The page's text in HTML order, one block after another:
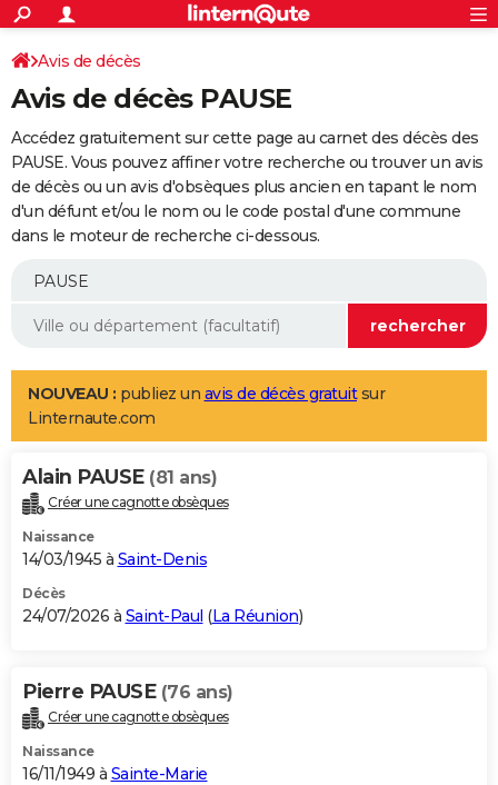
ACTUALITÉS
Politique
Société
Faits Divers
Education
Monde
Villes
+
SPORT
Coupe du monde 2026
Football
Tennis
Cyclisme
Rugby
Forum
Programme TV
TNT
Streaming
Cinéma
Sorties cinéma
Musique
+
FINANCE
Retraite
Impôts
Epargne
Immobilier
Risques naturels par ville
Banque
Assurance
Crédit
AUTO
Essais
Réserver un essai
Citadines
Berlines
SUV
Forum auto
+
Mobiles
Meilleur smartphone
Internet
Ordinateurs
Jeux vidéo
Guide high-tech
Aménagement intérieur
LIFESTYLE
Art de vivre
Bien-être
Loisirs
Mode
Modes de vie
Alimentation
Guide de la santé
Maladies
Médicaments
Sommeil
VOYAGE
Destinations
City break
Voyage nature
Voyage de noces
Forum
Climat
+PHOTO
GUIDES D'ACHAT
BONS PLANS
Carte de Noël
Carte Bonne année
Carte Saint-Valentin
Carte Pâques
Carte d'anniversaire
DICTIONNAIRE
Dictionnaire
Biographies
Citations
Expressions
Proverbes
PROGRAMME TV
Avis de décès
Avis de décès PAUSE
Accédez gratuitement sur cette page au carnet des décès des
PAUSE. Vous pouvez affiner votre recherche ou trouver un avis
de décès ou un avis d'obsèques plus ancien en tapant le nom
d'un défunt et/ou le nom ou le code postal d'une commune
dans le moteur de recherche ci-dessous.
NOUVEAU : publiez un avis de décès gratuitsur
Linternaute.com
Alain PAUSE (81 ans)
Créer une cagnotte obsèques
Naissance
14/03/1945 à Saint-Denis
Décès
24/07/2026 à Saint-Paul (La Réunion)
Pierre PAUSE (76 ans)
Créer une cagnotte obsèques
Naissance
16/11/1949 à Sainte-Marie